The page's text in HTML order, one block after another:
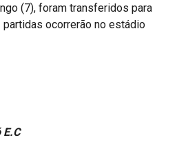
(7), foram transferidos para
ocorrerão no estádio